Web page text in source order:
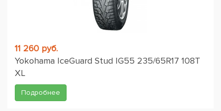
11 260 руб.
Yokohama IceGuard Stud IG55 235/65R17 108T
XL
Подробнее